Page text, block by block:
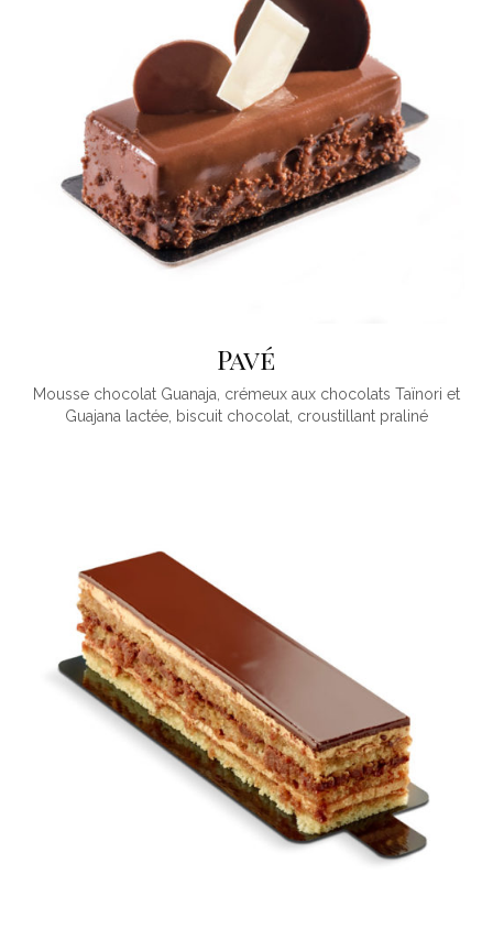
Pavé
Mousse chocolat Guanaja, crémeux aux chocolats Taïnori et
Guajana lactée, biscuit chocolat, croustillant praliné